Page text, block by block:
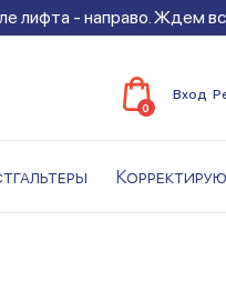
лифта - направо. Ждем
0
Вход